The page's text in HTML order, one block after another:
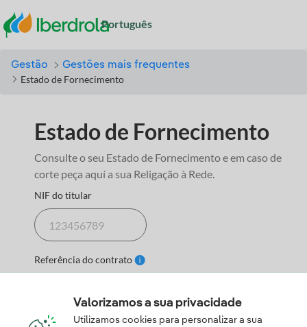
PortuguêsLíngua
Gestão Gestões mais frequentes
Estado de Fornecimento
Estado de Fornecimento
Consulte o seu Estado de Fornecimento e em caso de
corte peça aquí a sua Religação à Rede.
NIF do titular
Referência do contrato
Valorizamos a sua privacidade
Utilizamos cookies para personalizar a sua